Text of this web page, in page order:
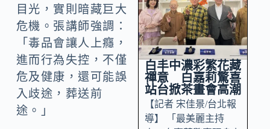
目光，實則暗藏巨大
危機。張講師強調：
「毒品會讓人上癮，
進而行為失控，不僅
危及健康，還可能誤
入歧途，葬送前
途。」
白丰中濃彩繁花藏
禪意 白嘉莉驚喜
站台掀茶畫會高潮
【記者 宋佳景/台北報
導】 「最美麗主持